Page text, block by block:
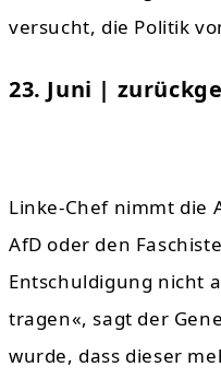
versucht, die Politik
23. Juni |
Linke-Chef nimmt die
AfD oder den
Entschuldigung nicht
tragen«, sagt der
wurde, dass dieser